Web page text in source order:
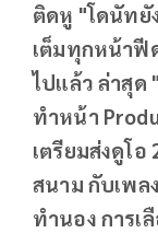
ติดหู "โดนัทยั
เต็มทุกหน้าฟี
ไปแล้ว ล่าสุด
ทำหน้า
เตรียมส่งดูโอ
สนาม กับเพล
ทำนอง การเ